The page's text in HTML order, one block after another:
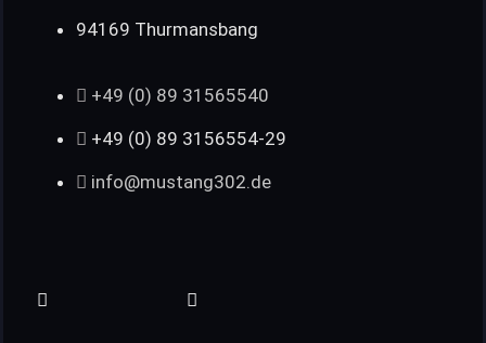
94169 Thurmansbang
+49 (0) 89 31565540
+49 (0) 89 3156554-29
info@mustang302.de